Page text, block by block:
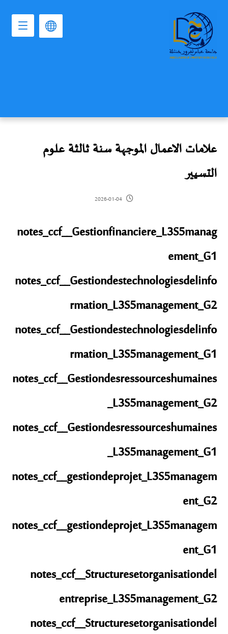
علامات الاعمال الموجهة سنة ثالثة علوم
التسيير
2026-01-04
notes_ccf__Gestionfinanciere_L3S5manag
ement_G1
notes_ccf__Gestiondestechnologiesdelinfo
rmation_L3S5management_G2
notes_ccf__Gestiondestechnologiesdelinfo
rmation_L3S5management_G1
notes_ccf__Gestiondesressourceshumaines
_L3S5management_G2
notes_ccf__Gestiondesressourceshumaines
_L3S5management_G1
notes_ccf__gestiondeprojet_L3S5managem
ent_G2
notes_ccf__gestiondeprojet_L3S5managem
ent_G1
notes_ccf__Structuresetorganisationdel
entreprise_L3S5management_G2
notes_ccf__Structuresetorganisationdel